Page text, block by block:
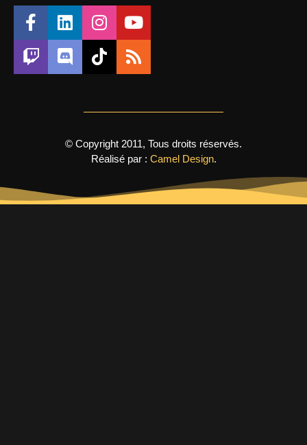
© Copyright 2011, Tous droits réservés.
Réalisé par : Camel Design.